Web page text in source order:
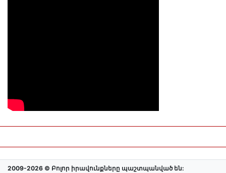
2009-2026 © Բոլոր իրավունքները պաշտպանված են: